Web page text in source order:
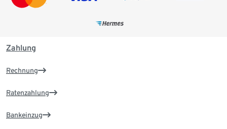
Zahlung
Rechnung
Ratenzahlung
Bankeinzug